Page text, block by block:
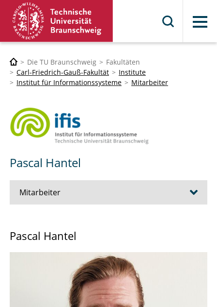
Menü
Die TU Braunschweig
Fakultäten
Carl-Friedrich-Gauß-Fakultät
Institute
Institut für Informationssysteme
Mitarbeiter
Pascal Hantel
Mitarbeiter
Pascal Hantel
Dr. Florian Plötzky
Pascal Hantel